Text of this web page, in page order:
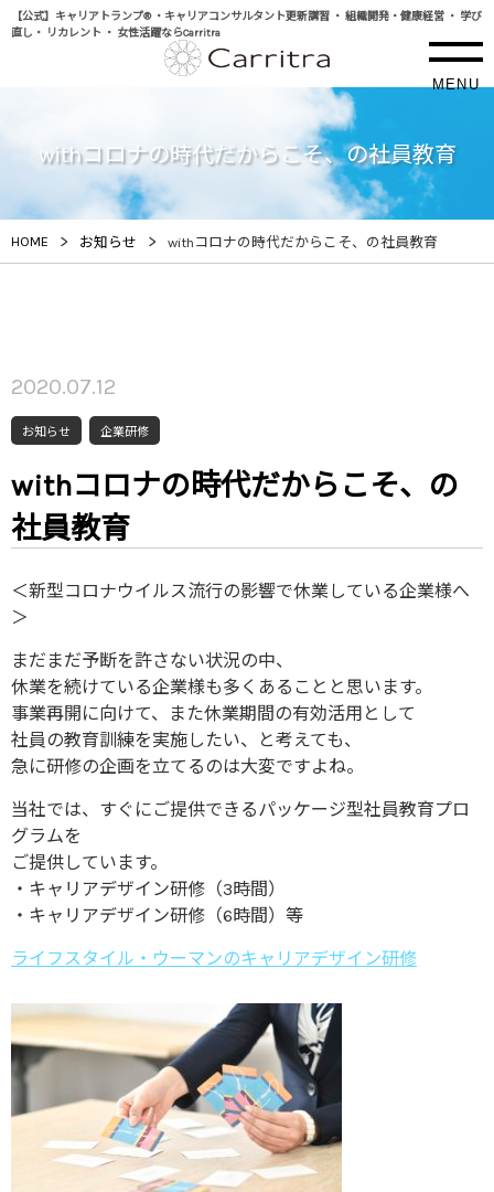
【公式】キャリアトランプ® ・キャリアコンサルタント更新講習 ・ 組織開発・健康経営 ・ 学び
直し・ リカレント ・ 女性活躍ならCarritra
MENU
withコロナの時代だからこそ、の社員教育
HOME > お知らせ > withコロナの時代だからこそ、の社員教育
2020.07.12
お知らせ 企業研修
withコロナの時代だからこそ、の
社員教育
＜新型コロナウイルス流行の影響で休業している企業様へ
＞
まだまだ予断を許さない状況の中、
休業を続けている企業様も多くあることと思います。
事業再開に向けて、また休業期間の有効活用として
社員の教育訓練を実施したい、と考えても、
急に研修の企画を立てるのは大変ですよね。
当社では、すぐにご提供できるパッケージ型社員教育プロ
グラムを
ご提供しています。
・キャリアデザイン研修（3時間）
・キャリアデザイン研修（6時間）等
ライフスタイル・ウーマンのキャリアデザイン研修